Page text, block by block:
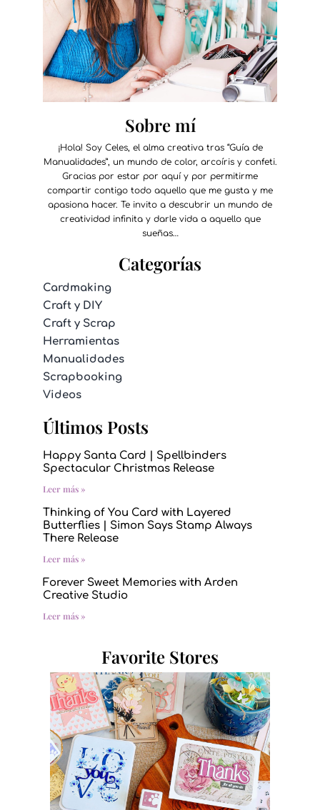
Sobre mí
¡Hola! Soy Celes, el alma creativa tras “Guía de
Manualidades”, un mundo de color, arcoíris y confeti.
Gracias por estar por aquí y por permitirme
compartir contigo todo aquello que me gusta y me
apasiona hacer. Te invito a descubrir un mundo de
creatividad infinita y darle vida a aquello que
sueñas…
Categorías
Cardmaking
Craft y DIY
Craft y Scrap
Herramientas
Manualidades
Scrapbooking
Videos
Últimos Posts
Happy Santa Card | Spellbinders
Spectacular Christmas Release
Leer más »
Thinking of You Card with Layered
Butterflies | Simon Says Stamp Always
There Release
Leer más »
Forever Sweet Memories with Arden
Creative Studio
Leer más »
Favorite Stores